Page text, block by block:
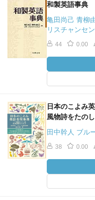
和製英語事典
亀田尚己 青柳
リスチャンセン
44 0.00
日本のこよみ
風物詩をたの
田中幹人 ブル
38 0.00